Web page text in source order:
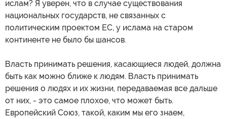
ислам? Я уверен, что в случае существования
национальных государств, не связанных с
политическим проектом ЕС, у ислама на старом
континенте не было бы шансов.
Власть принимать решения, касающиеся людей, должна
быть как можно ближе к людям. Власть принимать
решения о людях и их жизни, передаваемая все дальше
от них, - это самое плохое, что может быть.
Европейский Союз, такой, каким мы его знаем,